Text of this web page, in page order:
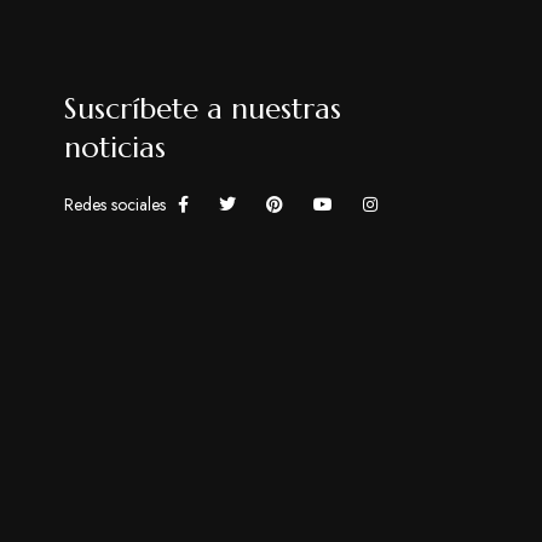
Suscríbete a nuestras
noticias
Redes sociales